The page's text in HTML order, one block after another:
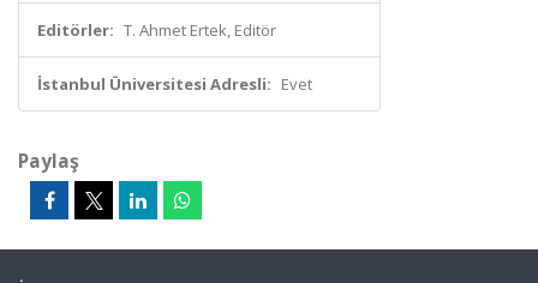
Editörler: T. Ahmet Ertek, Editör
İstanbul Üniversitesi Adresli: Evet
Paylaş